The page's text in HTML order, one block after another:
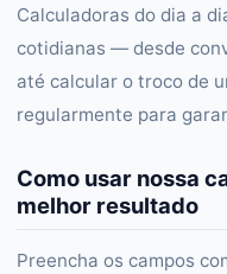
Calculadoras do dia a
cotidianas — desde
até calcular o troco de
regularmente para
Como usar nossa
melhor resultado
Preencha os campos